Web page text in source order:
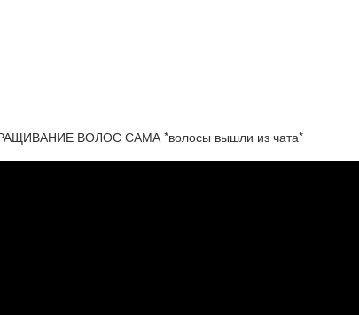
ВОЛОС САМА *волосы вышли из чата*